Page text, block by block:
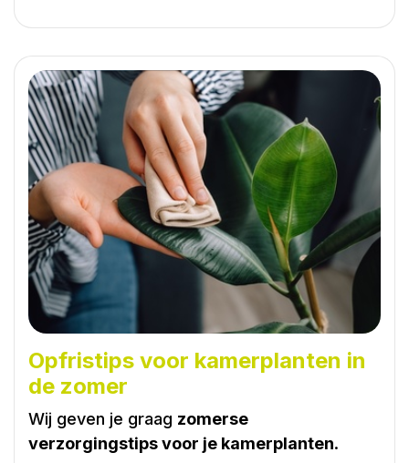
Opfristips voor kamerplanten in
de zomer
Wij geven je graag zomerse
verzorgingstips voor je kamerplanten.